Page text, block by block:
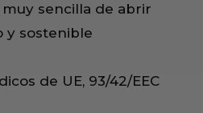
sencilla de abrir
y sostenible
de UE, 93/42/EEC